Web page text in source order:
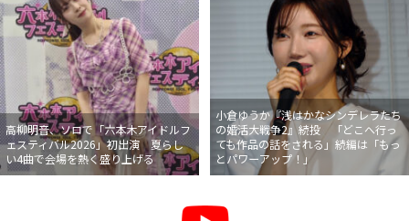
高柳明音、ソロで「六本木アイドルフ
ェスティバル2026」初出演 夏らし
い4曲で会場を熱く盛り上げる
小倉ゆうか『浅はかなシンデレラたち
の婚活大戦争2』続投 「どこへ行っ
ても作品の話をされる」続編は「もっ
とパワーアップ！」